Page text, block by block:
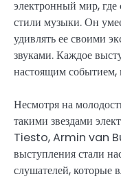
электронный мир,
стили музыки. Он
удивлять ее своими
звуками. Каждое
настоящим событием,
Несмотря на
такими звездами
Tiesto, Armin van
выступления стали
слушателей, которые